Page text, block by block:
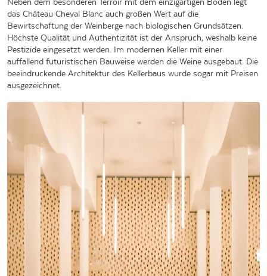
das Château Cheval Blanc auch großen Wert auf die
Bewirtschaftung der Weinberge nach biologischen Grundsätzen.
Höchste Qualität und Authentizität ist der Anspruch, weshalb keine
Pestizide eingesetzt werden. Im modernen Keller mit einer
auffallend futuristischen Bauweise werden die Weine ausgebaut. Die
beeindruckende Architektur des Kellerbaus wurde sogar mit Preisen
ausgezeichnet.